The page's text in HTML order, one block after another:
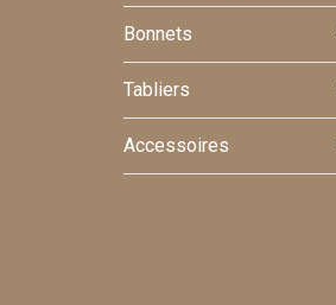
Bonnets
Tabliers
Accessoires